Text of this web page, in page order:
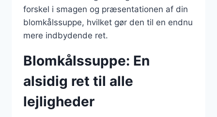
forskel i smagen og præsentationen af din
blomkålssuppe, hvilket gør den til en endnu
mere indbydende ret.
Blomkålssuppe: En
alsidig ret til alle
lejligheder